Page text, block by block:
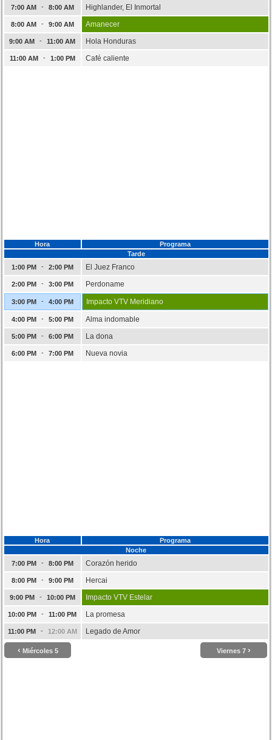
7:00 AM - 8:00 AM Highlander, El Inmortal
8:00 AM - 9:00 AM Amanecer
9:00 AM - 11:00 AM Hola Honduras
11:00 AM - 1:00 PM Café caliente
Hora
Programa
Tarde
1:00 PM
- 2:00 PM El Juez Franco
2:00 PM - 3:00 PM Perdoname
3:00 PM - 4:00 PM Impacto VTV Meridiano
4:00 PM - 5:00 PM Alma indomable
5:00 PM - 6:00 PM La dona
6:00 PM - 7:00 PM Nueva novia
Hora
Programa
Noche
7:00 PM
- 8:00 PM Corazón herido
8:00 PM - 9:00 PM Hercai
9:00 PM - 10:00 PM Impacto VTV Estelar
10:00 PM - 11:00 PM La promesa
11:00 PM - 12:00 AM Legado de Amor
‹ Miércoles 5 Viernes 7 ›